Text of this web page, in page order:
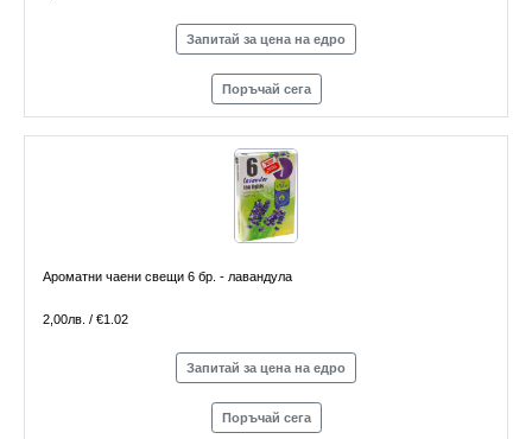
Запитай за цена на едро
Поръчай сега
Ароматни чаени свещи 6 бр. - лавандула
2,00лв. / €1.02
Запитай за цена на едро
Поръчай сега